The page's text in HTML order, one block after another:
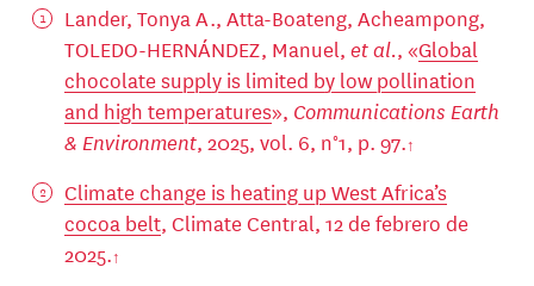
Lander, Tonya A., Atta-Boateng, Acheampong,
TOLEDO-HERNÁNDEZ, Manuel, et al., «Global
chocolate supply is limited by low pollination
and high temperatures», Communications Earth
& Environment, 2025, vol. 6, n°1, p. 97.
Climate change is heating up West Africa’s
cocoa belt, Climate Central, 12 de febrero de
2025.